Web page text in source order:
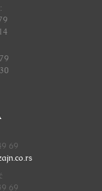
69
co.rs
69